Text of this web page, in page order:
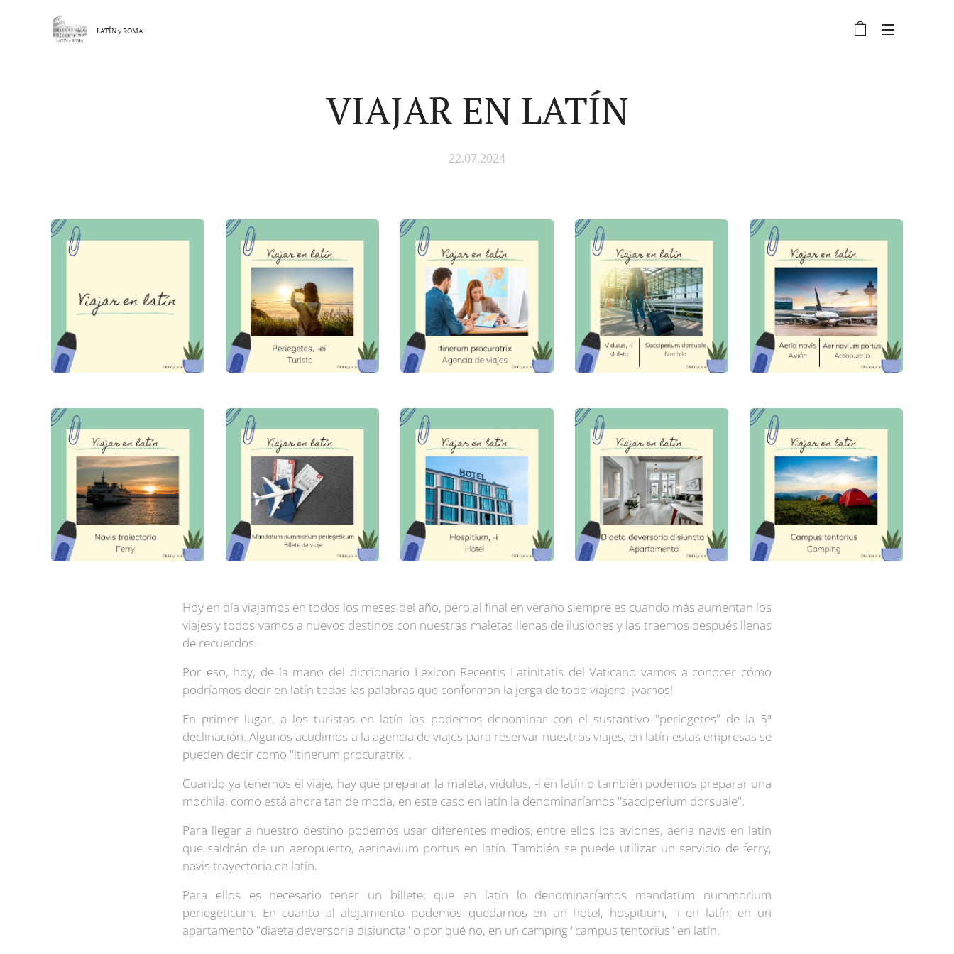
LATÍN yROMA
VIAJAR EN LATÍN
22.07.2024
Hoy en día viajamos en todos los meses del año, pero al final en verano siempre es cuando más aumentan los
viajes y todos vamos a nuevos destinos con nuestras maletas llenas de ilusiones y las traemos después llenas
de recuerdos.
Por eso, hoy, de la mano del diccionario Lexicon Recentis Latinitatis del Vaticano vamos a conocer cómo
podríamos decir en latín todas las palabras que conforman la jerga de todo viajero, ¡vamos!
En primer lugar, a los turistas en latín los podemos denominar con el sustantivo "periegetes" de la 5ª
declinación. Algunos acudimos a la agencia de viajes para reservar nuestros viajes, en latín estas empresas se
pueden decir como "itinerum procuratrix".
Cuando ya tenemos el viaje, hay que preparar la maleta, vidulus, -i en latín o también podemos preparar una
mochila, como está ahora tan de moda, en este caso en latín la denominaríamos "sacciperium dorsuale".
Para llegar a nuestro destino podemos usar diferentes medios, entre ellos los aviones, aeria navis en latín
que saldrán de un aeropuerto, aerinavium portus en latín. También se puede utilizar un servicio de ferry,
navis trayectoria en latín.
Para ellos es necesario tener un billete, que en latín lo denominaríamos mandatum nummorium
periegeticum. En cuanto al alojamiento podemos quedarnos en un hotel, hospitium, -i en latín; en un
apartamento "diaeta deversoria disiuncta" o por qué no, en un camping "campus tentorius" en latín.